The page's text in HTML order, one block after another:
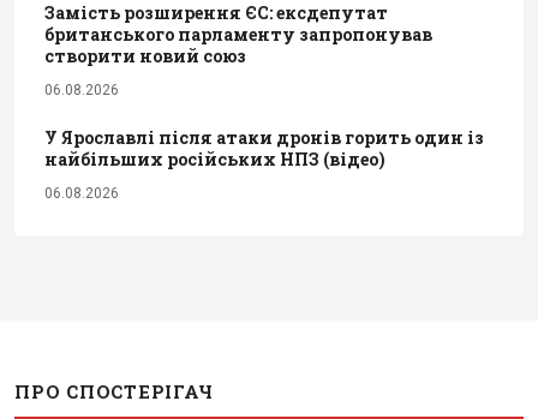
Замість розширення ЄС: ексдепутат
британського парламенту запропонував
створити новий союз
06.08.2026
У Ярославлі після атаки дронів горить один із
найбільших російських НПЗ (відео)
06.08.2026
ПРО СПОСТЕРІГАЧ